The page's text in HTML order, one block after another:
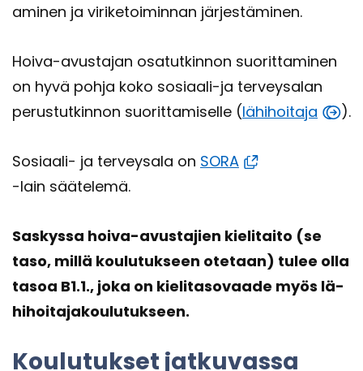
a­mi­nen ja vi­ri­ke­toi­min­nan jär­jes­tä­mi­nen.
Hoiva-​avustajan osa­tut­kin­non suo­rit­ta­mi­nen
on hyvä pohja koko sosiaali-​ja ter­vey­sa­lan
pe­rus­tut­kin­non suo­rit­ta­mi­sel­le (lä­hi­hoi­ta­ja ).
Sosiaali-​ ja ter­vey­sa­la on SORA
-lain sää­te­le­mä.
Sas­kys­sa hoiva-​​avustajien kie­li­tai­to (se
taso, millä kou­lu­tuk­seen ote­taan) tulee olla
tasoa B1.1., joka on kie­li­ta­so­vaa­de myös lä­
hi­hoi­ta­ja­kou­lu­tuk­seen.
Kou­lu­tuk­set jat­ku­vas­sa